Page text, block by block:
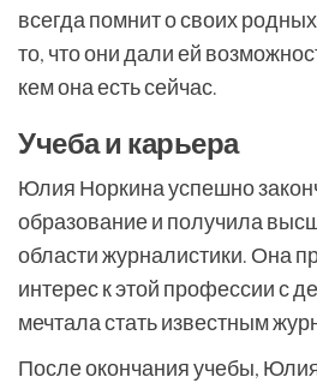
всегда помнит о своих
то, что они дали ей
кем она есть сейчас.
Учеба и карьера
Юлия Норкина успешно
образование и получила
области журналистики. Она
интерес к этой профессии с
мечтала стать известным
После окончания учебы,